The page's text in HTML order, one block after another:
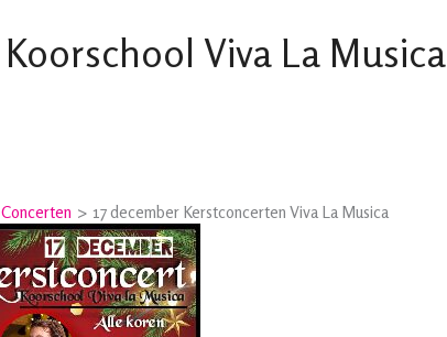
Koorschool Viva La Musica
Concerten 17 december Kerstconcerten Viva La Musica